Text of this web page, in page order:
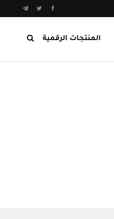
المنتجات الرقمية